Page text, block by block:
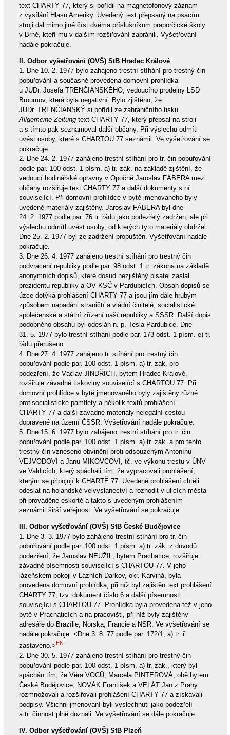
text CHARTY 77, který si pořídil na magnetofonový záznam
z vysílání Hlasu Ameriky. Uvedený text přepsaný na psacím
stroji dal mimo jiné číst dvěma příslušníkům praporčické školy
v Brně, kteří mu v dalším rozšiřování zabránili. Vyšetřování
nadále pokračuje.
II. Odbor vyšetřování (OVŠ) StB Hradec Králové
1. Dne 10. 2. 1977 bylo zahájeno trestní stíhání pro trestný čin
pobuřování a současně provedena domovní prohlídka
u JUDr. Josefa TRENČIANSKÉHO, vedoucího prodejny LSD
Broumov, která byla negativní. Bylo zjištěno, že
JUDr. TRENČIANSKÝ si pořídil ze zahraničního tisku
Allgemeine Zeitungtext CHARTY 77, který přepsal na stroji
a s tímto pak seznamoval další občany. Při výslechu odmítl
uvést osoby, které s CHARTOU 77 seznámil. Ve vyšetřování se
pokračuje.
2. Dne 24. 2. 1977 zahájeno trestní stíhání pro tr. čin pobuřování
podle par. 100 odst. 1 písm. a) tr. zák. na základě zjištění, že
vedoucí hodinářské opravny v Opočně Jaroslav FÁBERA mezi
občany rozšiřuje text CHARTY 77 a další dokumenty s ní
související. Při domovní prohlídce v bytě jmenovaného byly
uvedené materiály zajištěny. Jaroslav FÁBERA byl dne
24. 2. 1977 podle par. 76 tr. řádu jako podezřelý zadržen, ale při
výslechu odmítl uvést osoby, od kterých tyto materiály obdržel.
Dne 25. 2. 1977 byl ze zadržení propuštěn. Vyšetřování nadále
pokračuje.
3. Dne 26. 4. 1977 zahájeno trestní stíhání pro trestný čin
podvracení republiky podle par. 98 odst. 1 tr. zákona na základě
anonymních dopisů, které dosud nezjištěný pisatel zaslal
prezidentu republiky a OV KSČ v Pardubicích. Obsah dopisů se
úzce dotýká prohlášení CHARTY 77 a jsou jím dále hrubým
způsobem napadáni straničtí a vládní činitelé, socialistické
společenské a státní zřízení naší republiky a SSSR. Další dopis
podobného obsahu byl odeslán n. p. Tesla Pardubice. Dne
31. 5. 1977 bylo trestní stíhání podle par. 173 odst. 1 písm. e) tr.
řádu přerušeno.
4. Dne 27. 4. 1977 zahájeno tr. stíhání pro trestný čin
pobuřování podle par. 100 odst. 1 písm. a) tr. zák. pro
podezření, že Václav JINDŘICH, bytem Hradec Králové,
rozšiřuje závadné tiskoviny související s CHARTOU 77. Při
domovní prohlídce v bytě jmenovaného byly zajištěny různé
protisocialistické pamflety a několik textů prohlášení
CHARTY 77 a další závadné materiály nelegální cestou
dopravené na území ČSSR. Vyšetřování nadále pokračuje.
5. Dne 15. 6. 1977 bylo zahájeno trestní stíhání pro tr. čin
pobuřování podle par. 100 odst. 1 písm. a) tr. zák. a pro tento
trestný čin vzneseno obvinění proti odsouzeným Antonínu
VEJVODOVI a Janu MIKOVCOVI, tč. ve výkonu trestu v ÚNV
ve Valdicích, který spáchali tím, že vypracovali prohlášení,
kterým se připojují k CHARTĚ 77. Uvedené prohlášení chtěli
odeslat na holandské velvyslanectví a rozhodit v ulicích města
při prováděné eskortě a takto s uvedeným prohlášením
seznámit širší veřejnost. Ve vyšetřování se pokračuje.
III. Odbor vyšetřování (OVŠ) StB České Budějovice
1. Dne 3. 3. 1977 bylo zahájeno trestní stíhání pro tr. čin
pobuřování podle par. 100 odst. 1 písm. a) tr. zák. z důvodů
podezření, že Jaroslav NEUŽIL, bytem Prachatice, rozšiřuje
závadné písemnosti související s CHARTOU 77. V jeho
lázeňském pokoji v Lázních Darkov, okr. Karviná, byla
provedena domovní prohlídka, při níž byl zajištěn text prohlášení
CHARTY 77, tzv. dokument číslo 6 a další písemnosti
související s CHARTOU 77. Prohlídka byla provedena též v jeho
bytě v Prachaticích a na pracovišti, při níž byly zajištěny
adresáře do Brazílie, Norska, Francie a NSR. Ve vyšetřování se
nadále pokračuje. <Dne 3. 8. 77 podle par. 172/1, a) tr. ř.
zastaveno.> E6
2. Dne 30. 5. 1977 zahájeno trestní stíhání pro trestný čin
pobuřování podle par. 100 odst. 1 písm. a) tr. zák., který byl
spáchán tím, že Věra VOCŮ, Marcela PINTEROVÁ, obě bytem
České Budějovice, NOVÁK František a VELÁT Jan z Prahy
rozmnožovali a rozšiřovali prohlášení CHARTY 77 a získávali
podpisy. Všichni jmenovaní byli vyslechnuti jako podezřelí
a tr. činnost plně doznali. Ve vyšetřování se dále pokračuje.
IV. Odbor vyšetřování (OVŠ) StB Plzeň